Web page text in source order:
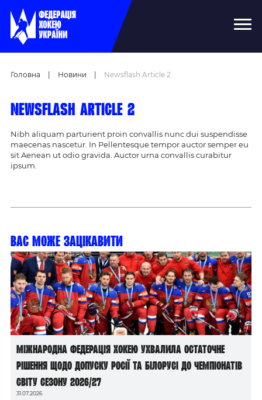
Головна Новини Newsflash Article 2
Newsflash Article 2
Nibh aliquam parturient proin convallis nunc dui suspendisse
maecenas nascetur. In Pellentesque tempor auctor semper eu
sit Aenean ut odio gravida. Auctor urna convallis curabitur
ipsum.
Вас може зацікавити
Міжнародна федерація хокею ухвалила остаточне
рішення щодо допуску росії та білорусі до чемпіонатів
світу сезону 2026/27
31.07.2026